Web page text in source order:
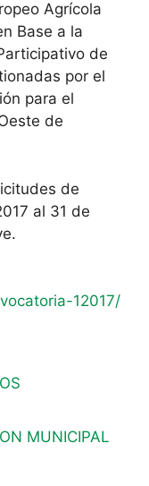
Agrícola
Base a la
de
por el
para el
de
de
al 31 de
12017/
MUNICIPAL